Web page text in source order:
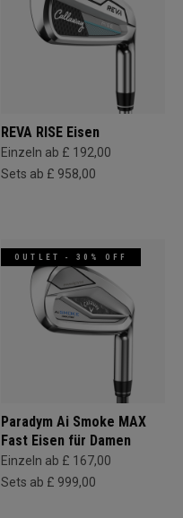
REVA RISE Eisen
Einzeln ab £ 192,00
Sets ab £ 958,00
OUTLET - 30% OFF
Paradym Ai Smoke MAX
Fast Eisen für Damen
Einzeln ab £ 167,00
Sets ab £ 999,00